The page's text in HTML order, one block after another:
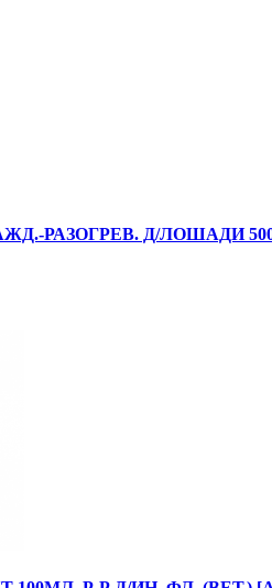
РАЗОГРЕВ. Д/ЛОШАДИ